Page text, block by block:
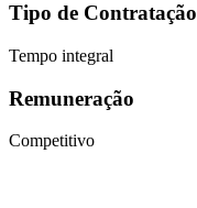
Tipo de Contratação
Tempo integral
Remuneração
Competitivo